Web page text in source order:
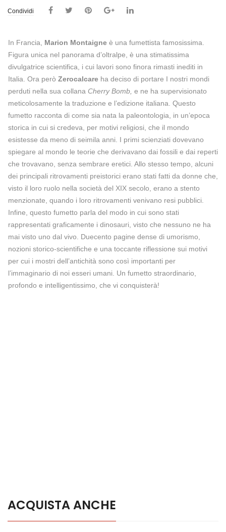
Condividi
In Francia, Marion Montaigne è una fumettista famosissima.
Figura unica nel panorama d’oltralpe, è una stimatissima
divulgatrice scientifica, i cui lavori sono finora rimasti inediti in
Italia. Ora però Zerocalcare ha deciso di portare I nostri mondi
perduti nella sua collana Cherry Bomb, e ne ha supervisionato
meticolosamente la traduzione e l’edizione italiana. Questo
fumetto racconta di come sia nata la paleontologia, in un’epoca
storica in cui si credeva, per motivi religiosi, che il mondo
esistesse da meno di seimila anni. I primi scienziati dovevano
spiegare al mondo le teorie che derivavano dai fossili e dai reperti
che trovavano, senza sembrare eretici. Allo stesso tempo, alcuni
dei principali ritrovamenti preistorici erano stati fatti da donne che,
visto il loro ruolo nella società del XIX secolo, erano a stento
menzionate, quando i loro ritrovamenti venivano resi pubblici.
Infine, questo fumetto parla del modo in cui sono stati
rappresentati graficamente i dinosauri, visto che nessuno ne ha
mai visto uno dal vivo. Duecento pagine dense di umorismo,
nozioni storico-scientifiche e una toccante riflessione sui motivi
per cui i mostri dell’antichità sono così importanti per
l’immaginario di noi esseri umani. Un fumetto straordinario,
profondo e intelligentissimo, che vi conquisterà!
ACQUISTA ANCHE